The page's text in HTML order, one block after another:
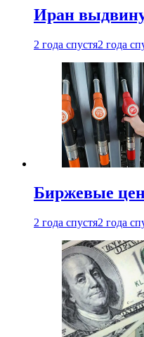
Иран
2 года спустя2 года
Биржевые
2 года спустя2 года